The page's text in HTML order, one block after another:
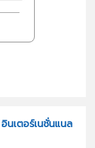
เตอร์เนชั่นแนล